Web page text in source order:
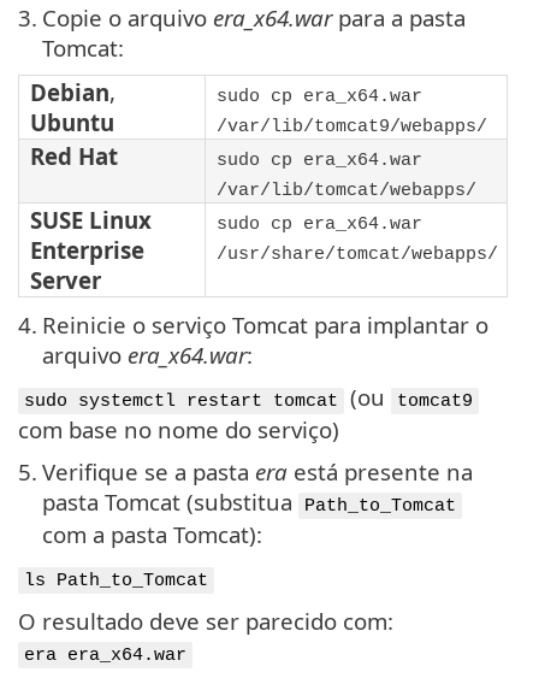
3. Copie o arquivo era_x64.warpara a pasta
Tomcat:
Debian,
Ubuntu
sudo cp era_x64.war
/var/lib/tomcat9/webapps/
Red Hat
sudo cp era_x64.war
/var/lib/tomcat/webapps/
SUSE Linux
Enterprise
Server
sudo cp era_x64.war
/usr/share/tomcat/webapps/
4. Reinicie o serviço Tomcat para implantar o
arquivo era_x64.war:
sudo systemctl restart tomcat (ou tomcat9
com base no nome do serviço)
5. Verifique se a pasta era está presente na
pasta Tomcat (substitua
Path_to_Tomcat
com a pasta Tomcat):
ls Path_to_Tomcat
O resultado deve ser parecido com:
era era_x64.war